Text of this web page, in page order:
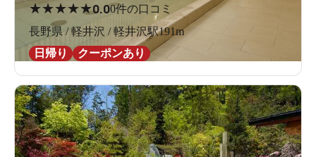
★★★★★0.00件の口コミ
長野県 / 軽井沢 / 軽井沢駅191m
日帰り
クーポンあり